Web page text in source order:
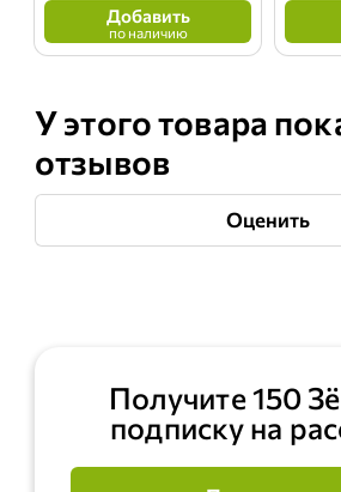
Добавить
по наличию
У этого товара
отзывов
Оценить
Получите 150
подписку на